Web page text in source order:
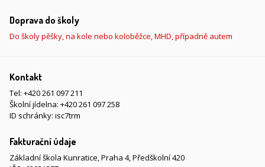
Doprava do školy
Do školy pěšky, na kole nebo koloběžce, MHD, případně autem
Kontakt
Tel: +420 261 097 211
Školní jídelna: +420 261 097 258
ID schránky: isc7trm
Fakturační údaje
Základní škola Kunratice, Praha 4, Předškolní 420